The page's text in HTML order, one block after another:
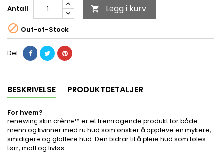
Antall  Legg i kurv
 Out-of-Stock
Del
BESKRIVELSE PRODUKTDETALJER
For hvem?
renewing skin crème™ er et fremragende produkt for både
menn og kvinner med ru hud som ønsker å oppleve en mykere,
smidigere og glattere hud. Den bidrar til å pleie hud som føles
tørr, matt og livløs.